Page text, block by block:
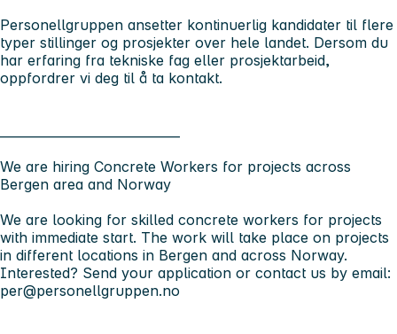
Personellgruppen ansetter kontinuerlig kandidater til flere
typer stillinger og prosjekter over hele landet. Dersom du
har erfaring fra tekniske fag eller prosjektarbeid,
oppfordrer vi deg til å ta kontakt.
We are hiring Concrete Workers for projects across
Bergen area and Norway
We are looking for skilled concrete workers for projects
with immediate start. The work will take place on projects
in different locations in Bergen and across Norway.
Interested? Send your application or contact us by email:
per@personellgruppen.no